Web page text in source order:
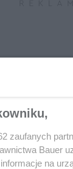
przyciemniać
nie powinno się
ponieważ może
zaufanych
Bauer
na